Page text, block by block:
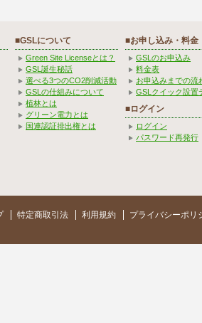
■GSLについて
Green Site Licenseとは？
GSL誕生秘話
選べる3つのCO2削減活動
GSLの仕組みについて
植林とは
グリーン電力とは
国連認証排出権とは
■お申し込み・料金
GSLのお申込み
料金表
お申込みまでの流
GSLクイック設置
■ログイン
ログイン
パスワード再発行
特定商取引法 利用規約 プライバシーポリ